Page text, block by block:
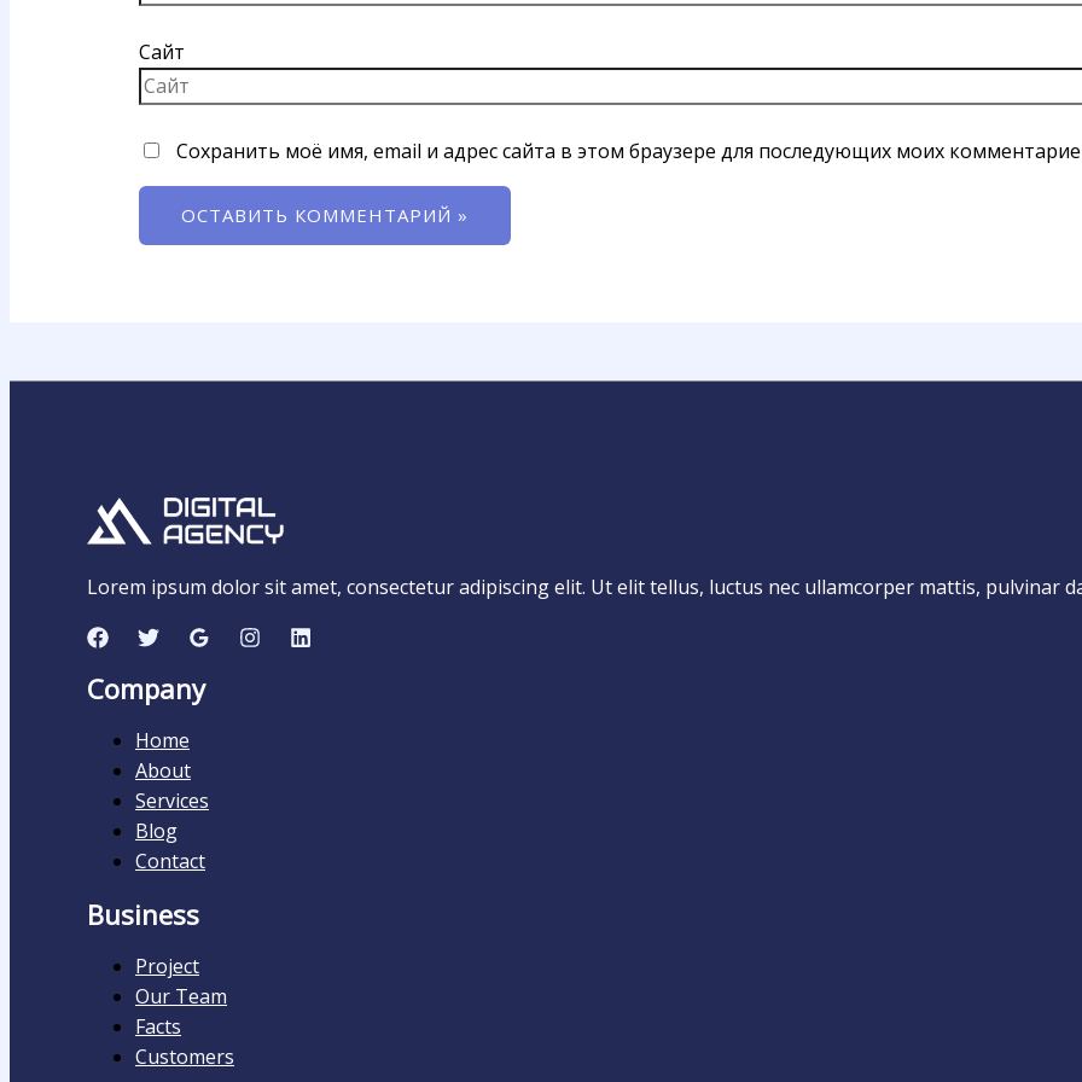
Сайт
Сохранить моё имя, email и адрес сайта в этом браузере для последующих моих
Lorem ipsum dolor sit amet, consectetur adipiscing elit. Ut elit tellus, luctus nec ullamcorper mattis, pulvinar
Company
Home
About
Services
Blog
Contact
Business
Project
Our Team
Facts
Customers